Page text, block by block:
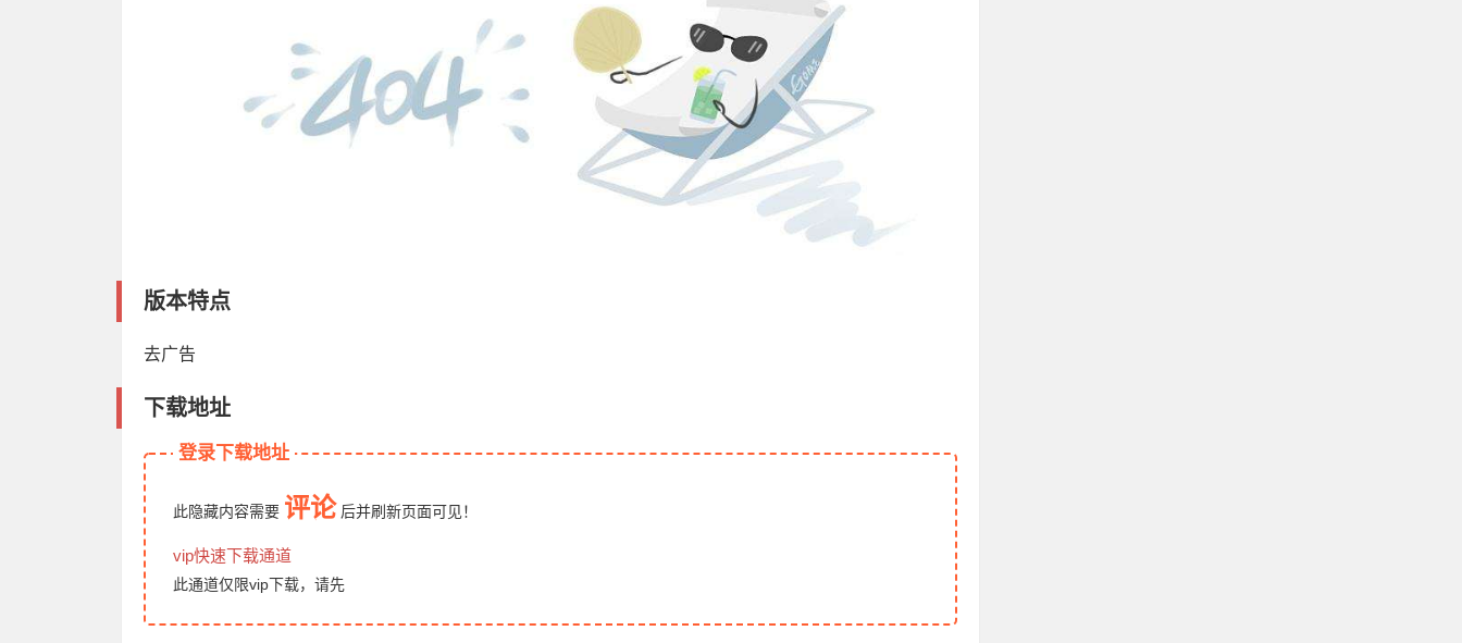
版本特点
去广告
下载地址
登录下载地址
此隐藏内容需要 评论 后并刷新页面可见！
vip快速下载通道
此通道仅限vip下载，请先